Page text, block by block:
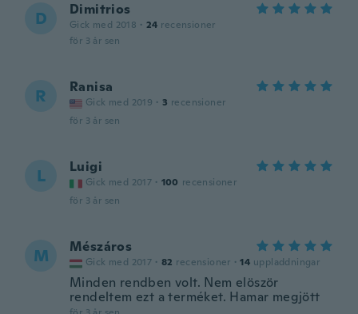
D Dimitrios
Gick med 2018 · 24 recensioner
för 3 år sen
R Ranisa
Gick med 2019 · 3 recensioner
för 3 år sen
L Luigi
Gick med 2017 · 100 recensioner
för 3 år sen
M Mészáros
Gick med 2017 · 82 recensioner · 14 uppladdningar
Minden rendben volt. Nem elöször
rendeltem ezt a terméket. Hamar megjött